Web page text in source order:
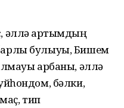
ҡартымдың
булыуы, Бишем
арбаны, әллә
бәлки,
тип